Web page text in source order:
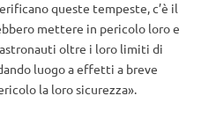
queste tempeste, c’è il
mettere in pericolo loro e
oltre i loro limiti di
luogo a effetti a breve
la loro sicurezza».